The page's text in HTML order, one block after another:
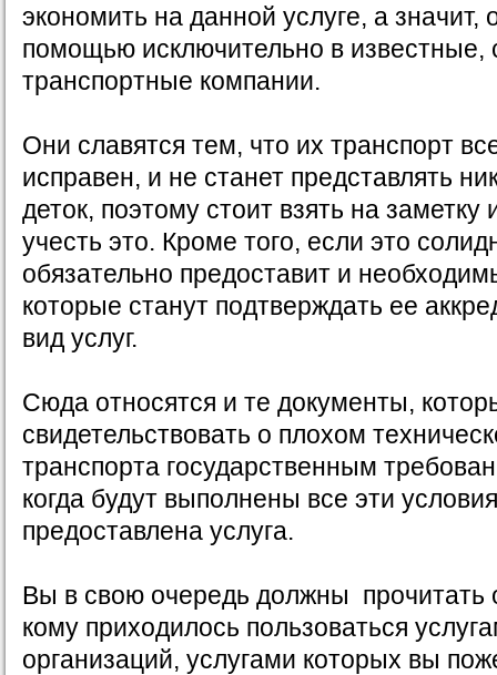
экономить на данной услуге, а значит,
помощью исключительно в известные,
транспортные компании.
Они славятся тем, что их транспорт
исправен, и не станет представлять
деток, поэтому стоит взять на заметку
учесть это. Кроме того, если это
обязательно предоставит и
которые станут подтверждать ее
вид услуг.
Сюда относятся и те документы,
свидетельствовать о плохом
транспорта государственным
когда будут выполнены все эти
предоставлена услуга.
Вы в свою очередь должны прочитать
кому приходилось пользоваться
организаций, услугами которых вы